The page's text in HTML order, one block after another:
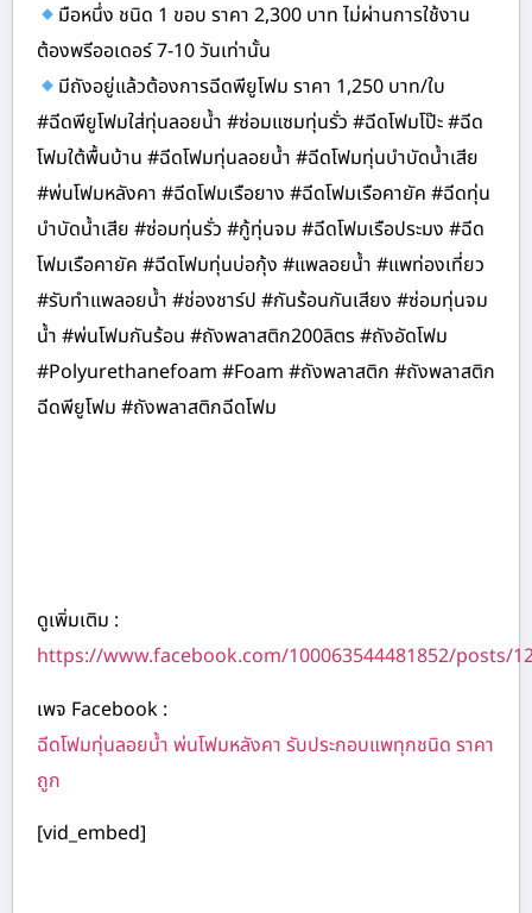
มือหนึ่ง ชนิด 1 ขอบ ราคา 2,300 บาท ไม่ผ่านการใช้งาน
ต้องพรีออเดอร์ 7-10 วันเท่านั้น
มีถังอยู่แล้วต้องการฉีดพียูโฟม ราคา 1,250 บาท/ใบ
#ฉีดพียูโฟมใส่ทุ่นลอยน้ำ #ซ่อมแซมทุ่นรั่ว #ฉีดโฟมโป๊ะ #ฉีด
โฟมใต้พื้นบ้าน #ฉีดโฟมทุ่นลอยน้ำ #ฉีดโฟมทุ่นบำบัดน้ำเสีย
#พ่นโฟมหลังคา #ฉีดโฟมเรือยาง #ฉีดโฟมเรือคายัค #ฉีดทุ่น
บำบัดน้ำเสีย #ซ่อมทุ่นรั่ว #กู้ทุ่นจม #ฉีดโฟมเรือประมง #ฉีด
โฟมเรือคายัค #ฉีดโฟมทุ่นบ่อกุ้ง #แพลอยน้ำ #แพท่องเที่ยว
#รับทำแพลอยน้ำ #ช่องชาร์ป #กันร้อนกันเสียง #ซ่อมทุ่นจม
น้ำ #พ่นโฟมกันร้อน #ถังพลาสติก200ลิตร #ถังอัดโฟม
#Polyurethanefoam #Foam #ถังพลาสติก #ถังพลาสติก
ฉีดพียูโฟม #ถังพลาสติกฉีดโฟม
ดูเพิ่มเติม :
https://www.facebook.com/100063544481852/posts/
เพจ Facebook :
ฉีดโฟมทุ่นลอยน้ำ พ่นโฟมหลังคา รับประกอบแพทุกชนิด ราคา
ถูก
[vid_embed]